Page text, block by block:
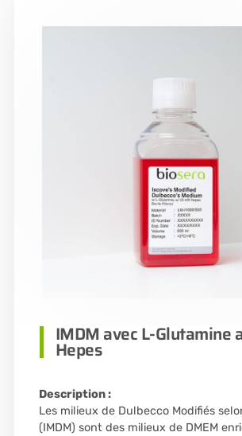
IMDM avec L-Glutamine
Hepes
Description :
Les milieux de Dulbecco Modifiés
(IMDM) sont des milieux de DMEM